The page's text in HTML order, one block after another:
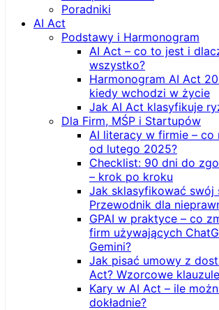
Poradniki
AI Act
Podstawy i Harmonogram
AI Act – co to jest i
wszystko?
Harmonogram AI Act
kiedy wchodzi w życie
Jak AI Act klasyfikuje
Dla Firm, MŚP i Startupów
AI literacy w firmie – co
od lutego 2025?
Checklist: 90 dni do
– krok po kroku
Jak sklasyfikować swój
Przewodnik dla
GPAI w praktyce – co
firm używających
Gemini?
Jak pisać umowy z
Act? Wzorcowe klauzule
Kary w AI Act – ile
dokładnie?